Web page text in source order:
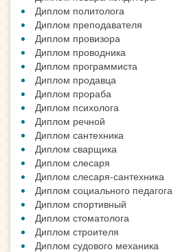
Диплом политолога
Диплом преподавателя
Диплом провизора
Диплом проводника
Диплом программиста
Диплом продавца
Диплом прораба
Диплом психолога
Диплом речной
Диплом сантехника
Диплом сварщика
Диплом слесаря
Диплом слесаря-сантехника
Диплом социального педагога
Диплом спортивный
Диплом стоматолога
Диплом строителя
Диплом судового механика